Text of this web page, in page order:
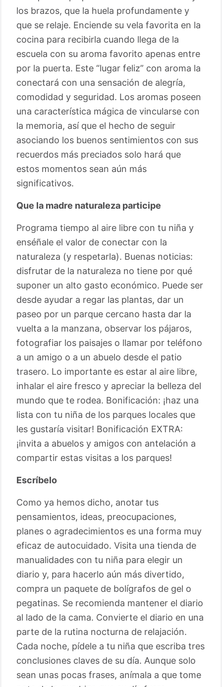
los brazos, que la huela profundamente y
que se relaje. Enciende su vela favorita en la
cocina para recibirla cuando llega de la
escuela con su aroma favorito apenas entre
por la puerta. Este “lugar feliz” con aroma la
conectará con una sensación de alegría,
comodidad y seguridad. Los aromas poseen
una característica mágica de vincularse con
la memoria, así que el hecho de seguir
asociando los buenos sentimientos con sus
recuerdos más preciados solo hará que
estos momentos sean aún más
significativos.
Que la madre naturaleza participe
Programa tiempo al aire libre con tu niña y
enséñale el valor de conectar con la
naturaleza (y respetarla). Buenas noticias:
disfrutar de la naturaleza no tiene por qué
suponer un alto gasto económico. Puede ser
desde ayudar a regar las plantas, dar un
paseo por un parque cercano hasta dar la
vuelta a la manzana, observar los pájaros,
fotografiar los paisajes o llamar por teléfono
a un amigo o a un abuelo desde el patio
trasero. Lo importante es estar al aire libre,
inhalar el aire fresco y apreciar la belleza del
mundo que te rodea. Bonificación: ¡haz una
lista con tu niña de los parques locales que
les gustaría visitar! Bonificación EXTRA:
¡invita a abuelos y amigos con antelación a
compartir estas visitas a los parques!
Escríbelo
Como ya hemos dicho, anotar tus
pensamientos, ideas, preocupaciones,
planes o agradecimientos es una forma muy
eficaz de autocuidado. Visita una tienda de
manualidades con tu niña para elegir un
diario y, para hacerlo aún más divertido,
compra un paquete de bolígrafos de gel o
pegatinas. Se recomienda mantener el diario
al lado de la cama. Convierte el diario en una
parte de la rutina nocturna de relajación.
Cada noche, pídele a tu niña que escriba tres
conclusiones claves de su día. Aunque solo
sean unas pocas frases, anímala a que tome